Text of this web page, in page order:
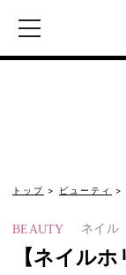
トップ ビューティ
BEAUTY ネイル
【ネイル